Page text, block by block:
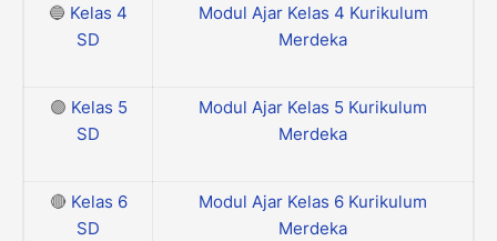
🔵 Kelas 4
SD
Modul Ajar Kelas 4 Kurikulum
Merdeka
🟣 Kelas 5
SD
Modul Ajar Kelas 5 Kurikulum
Merdeka
🔴 Kelas 6
SD
Modul Ajar Kelas 6 Kurikulum
Merdeka